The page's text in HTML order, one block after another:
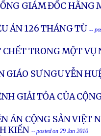
GIÁM ĐỐC HÃNG
ÁN 126 THÁNG TÙ --
TRONG MỘT VỤ
GIÁO SƯ NGUYỄN
GIẢI TỎA CỦA
ÁN CỘNG SẢN VIỆT
KIẾN -- posted on 29 Jan 2010